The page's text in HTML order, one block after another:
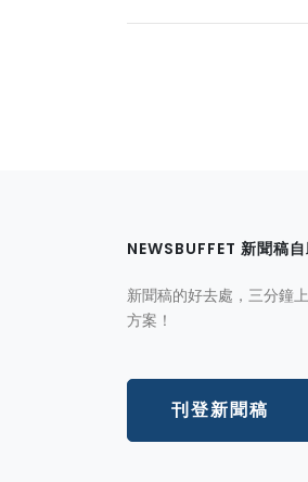
NEWSBUFFET 新聞稿
新聞稿的好去處，三分鐘
方案！
刊登新聞稿